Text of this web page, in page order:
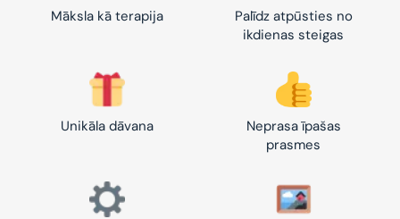
Māksla kā terapija
Palīdz atpūsties no
ikdienas steigas
Unikāla dāvana
Neprasa īpašas
prasmes